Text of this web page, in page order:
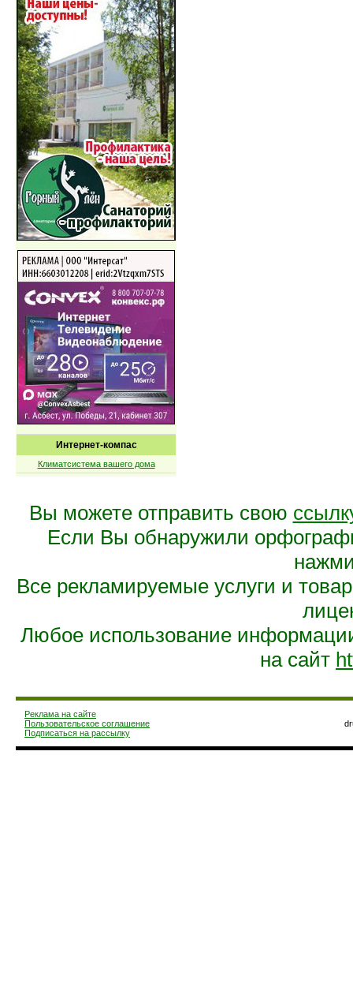
Интернет-компас
Климатсистема вашего дома
Вы можете отправить свою
Если Вы обнаружили
Все рекламируемые услуги и
Любое использование
на сайт
Реклама на сайте
Пользовательское соглашение
Подписаться на рассылку